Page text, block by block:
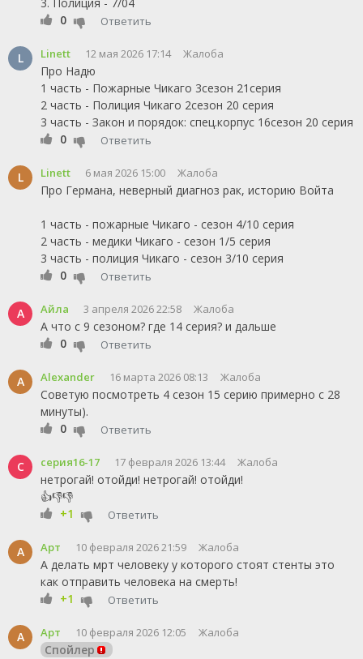
0
Ответить
L Linett 12 мая 2026 17:14 Жалоба
Про Надю
1 часть - Пожарные Чикаго 3сезон 21серия
2 часть - Полиция Чикаго 2сезон 20 серия
3 часть - Закон и порядок: спец.корпус 16сезон 20 серия
0
Ответить
L Linett 6 мая 2026 15:00 Жалоба
Про Германа, неверный диагноз рак, историю Войта
1 часть - пожарные Чикаго - сезон 4/10 серия
2 часть - медики Чикаго - сезон 1/5 серия
3 часть - полиция Чикаго - сезон 3/10 серия
0
Ответить
А Айла 3 апреля 2026 22:58 Жалоба
А что с 9 сезоном? где 14 серия? и дальше
0
Ответить
A Alexander 16 марта 2026 08:13 Жалоба
Советую посмотреть 4 сезон 15 серию примерно с 28
минуты).
0
Ответить
С серия16-17 17 февраля 2026 13:44 Жалоба
нетрогай! отойди! нетрогай! отойди!
👍👎👎
+1
Ответить
А Арт 10 февраля 2026 21:59 Жалоба
А делать мрт человеку у которого стоят стенты это
как отправить человека на смерть!
+1
Ответить
А Арт 10 февраля 2026 12:05 Жалоба
Спойлер